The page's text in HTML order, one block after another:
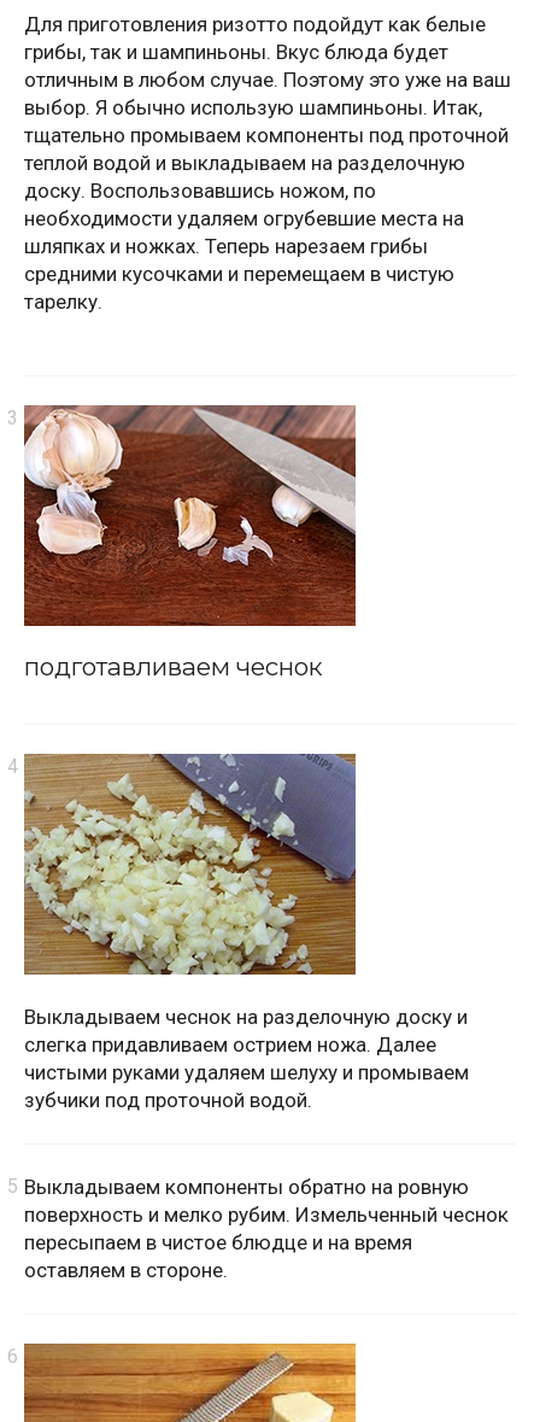
Для приготовления ризотто подойдут как белые
грибы, так и шампиньоны. Вкус блюда будет
отличным в любом случае. Поэтому это уже на ваш
выбор. Я обычно использую шампиньоны. Итак,
тщательно промываем компоненты под проточной
теплой водой и выкладываем на разделочную
доску. Воспользовавшись ножом, по
необходимости удаляем огрубевшие места на
шляпках и ножках. Теперь нарезаем грибы
средними кусочками и перемещаем в чистую
тарелку.
подготавливаем чеснок
Выкладываем чеснок на разделочную доску и
слегка придавливаем острием ножа. Далее
чистыми руками удаляем шелуху и промываем
зубчики под проточной водой.
Выкладываем компоненты обратно на ровную
поверхность и мелко рубим. Измельченный чеснок
пересыпаем в чистое блюдце и на время
оставляем в стороне.